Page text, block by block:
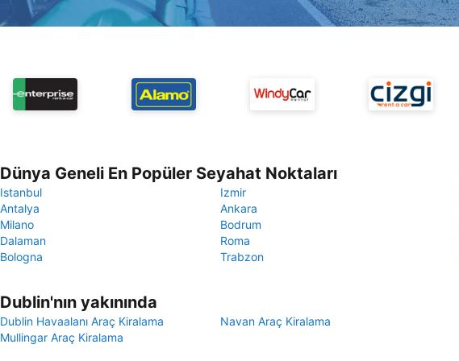
Dünya Geneli En Popüler Seyahat Noktaları
Istanbul
Izmir
Antalya
Ankara
Milano
Bodrum
Dalaman
Roma
Bologna
Trabzon
Dublin'nın yakınında
Dublin Havaalanı Araç Kiralama
Navan Araç Kiralama
Mullingar Araç Kiralama